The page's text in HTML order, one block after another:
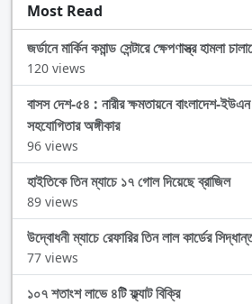
Most Read
জর্ডানে মার্কিন কমান্ড সেন্টারে ক্ষেপণাস্ত্র হামলা
120 views
বাসস দেশ-৫৪ : নারীর ক্ষমতায়নে বাংলাদেশ-
সহযোগিতার অঙ্গীকার
96 views
হাইতিকে তিন ম্যাচে ১৭ গোল দিয়েছে ব্রাজিল
89 views
উদ্বোধনী ম্যাচে রেফারির তিন লাল কার্ডের
77 views
১০৭ শতাংশ লাভে ৪টি ফ্ল্যাট বিক্রি